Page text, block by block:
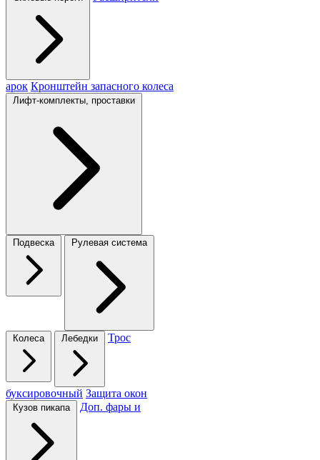
арок Кронштейн запасного колеса
Лифт-комплекты, проставки
Подвеска Рулевая система
Колеса Лебедки Трос
буксировочный Защита окон
Кузов пикапа Доп. фары и